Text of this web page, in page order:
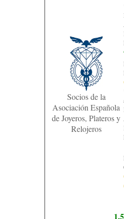
Socios de la
Asociación Española
de Joyeros, Plateros y
Relojeros